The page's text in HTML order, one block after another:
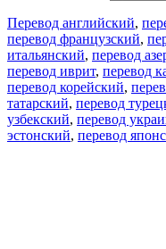
Перевод английский,
перевод французский,
итальянский, перевод
перевод иврит, перевод
перевод корейский,
татарский, перевод
узбекский, перевод
эстонский, перевод